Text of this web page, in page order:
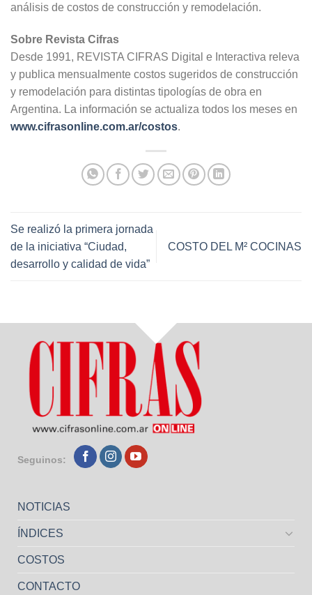
análisis de costos de construcción y remodelación.
Sobre Revista Cifras
Desde 1991, REVISTA CIFRAS Digital e Interactiva releva
y publica mensualmente costos sugeridos de construcción
y remodelación para distintas tipologías de obra en
Argentina. La información se actualiza todos los meses en
www.cifrasonline.com.ar/costos.
Se realizó la primera jornada
de la iniciativa “Ciudad,
desarrollo y calidad de vida”
COSTO DEL M² COCINAS
Seguinos:
NOTICIAS
ÍNDICES
COSTOS
CONTACTO